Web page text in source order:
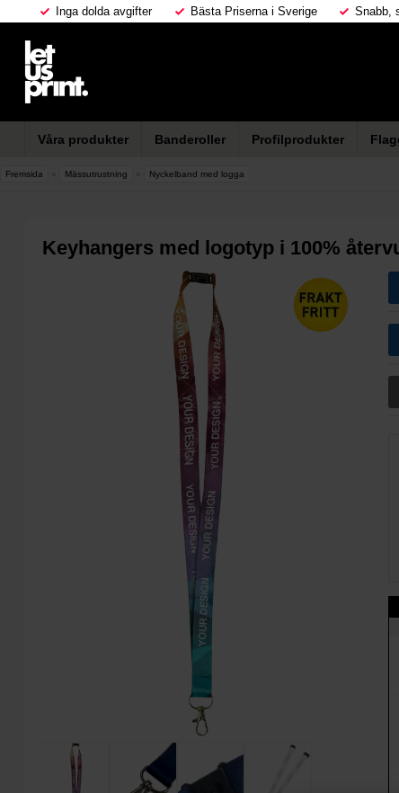
Inga dolda avgifter Bästa Priserna i Sverige Snabb,
Våra produkter Banderoller Profilprodukter
Fremsida Mässutrustning Nyckelband med logga
Keyhangers med logotyp i 100%